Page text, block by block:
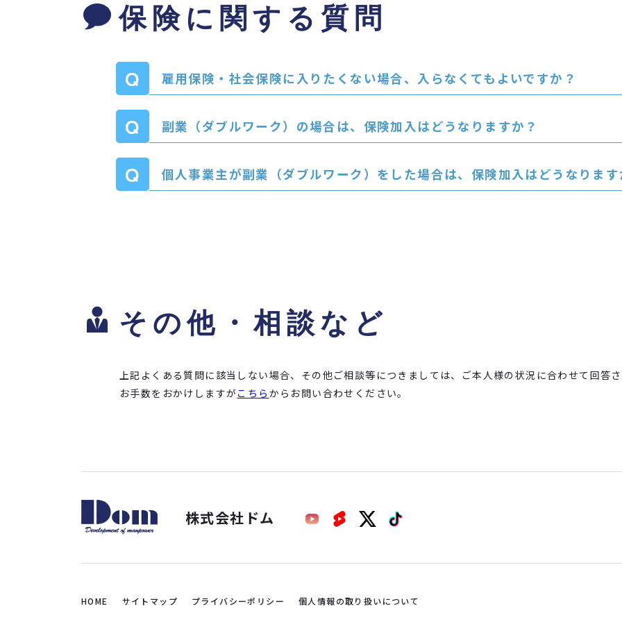
保険に関する質問
雇用保険・社会保険に入りたくない場合、入らなくてもよいですか？
副業（ダブルワーク）の場合は、保険加入はどうなりますか？
個人事業主が副業（ダブルワーク）をした場合は、保険加入はどうなりま
その他・相談など
上記よくある質問に該当しない場合、その他ご相談等につきましては、ご本人様の状況に合わせて回答
お手数をおかけしますがこちら からお問い合わせください。
株式会社ドム
HOME サイトマップ プライバシーポリシー 個人情報の取り扱いについて